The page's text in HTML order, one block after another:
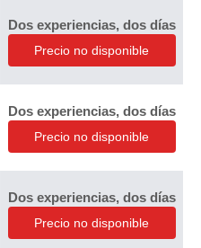
Dos experiencias, dos días
Precio no disponible
Dos experiencias, dos días
Precio no disponible
Dos experiencias, dos días
Precio no disponible